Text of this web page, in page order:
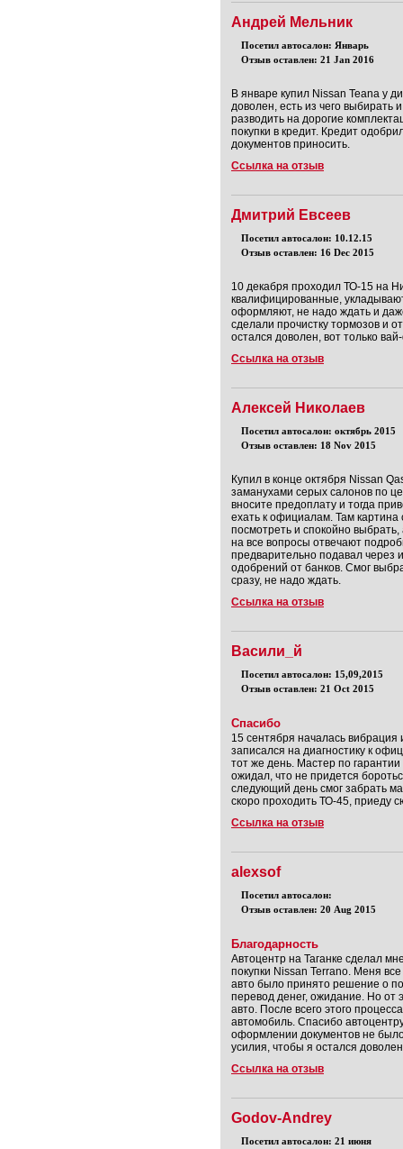
Андрей Мельник
Посетил автосалон: Январь
Отзыв оставлен: 21 Jan 2016
В январе купил Nissan Teana у
доволен, есть из чего
разводить на дорогие
покупки в кредит. Кредит
документов приносить.
Ссылка на отзыв
Дмитрий Евсеев
Посетил автосалон: 10.12.15
Отзыв оставлен: 16 Dec 2015
10 декабря проходил ТО-15 на
квалифицированные,
оформляют, не надо ждать и
сделали прочистку тормозов и
остался доволен, вот только
Ссылка на отзыв
Алексей Николаев
Посетил автосалон: октябрь 2015
Отзыв оставлен: 18 Nov 2015
Купил в конце октября Nissan
заманухами серых салонов по
вносите предоплату и тогда
ехать к официалам. Там
посмотреть и спокойно
на все вопросы отвечают
предварительно подавал через
одобрений от банков. Смог
сразу, не надо ждать.
Ссылка на отзыв
Васили_й
Посетил автосалон: 15,09,2015
Отзыв оставлен: 21 Oct 2015
Спасибо
15 сентября началась вибрация
записался на диагностику к
тот же день. Мастер по
ожидал, что не придется
следующий день смог забрать
скоро проходить ТО-45, приеду
Ссылка на отзыв
alexsof
Посетил автосалон:
Отзыв оставлен: 20 Aug 2015
Благодарность
Автоцентр на Таганке сделал
покупки Nissan Terrano. Меня
авто было принято решение о
перевод денег, ожидание. Но от
авто. После всего этого
автомобиль. Спасибо
оформлении документов не
усилия, чтобы я остался
Ссылка на отзыв
Godov-Andrey
Посетил автосалон: 21 июня